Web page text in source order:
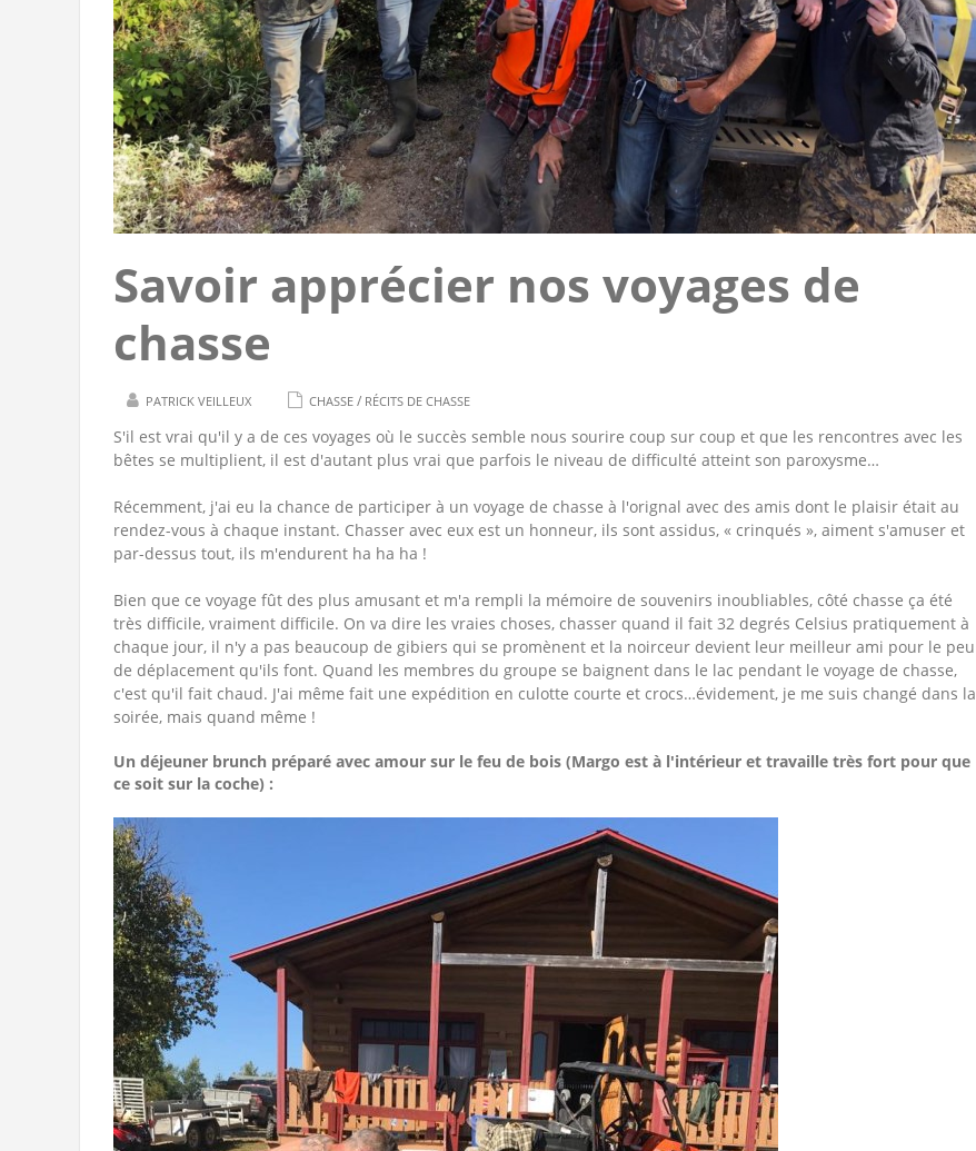
Savoir apprécier nos voyages de
chasse
PATRICK VEILLEUX CHASSE / RÉCITS DE CHASSE
S'il est vrai qu'il y a de ces voyages où le succès semble nous sourire coup sur coup et que les rencontres avec les
bêtes se multiplient, il est d'autant plus vrai que parfois le niveau de difficulté atteint son paroxysme…
Récemment, j'ai eu la chance de participer à un voyage de chasse à l'orignal avec des amis dont le plaisir était au
rendez-vous à chaque instant. Chasser avec eux est un honneur, ils sont assidus, « crinqués », aiment s'amuser et
par-dessus tout, ils m'endurent ha ha ha !
Bien que ce voyage fût des plus amusant et m'a rempli la mémoire de souvenirs inoubliables, côté chasse ça été
très difficile, vraiment difficile. On va dire les vraies choses, chasser quand il fait 32 degrés Celsius pratiquement à
chaque jour, il n'y a pas beaucoup de gibiers qui se promènent et la noirceur devient leur meilleur ami pour le peu
de déplacement qu'ils font. Quand les membres du groupe se baignent dans le lac pendant le voyage de chasse,
c'est qu'il fait chaud. J'ai même fait une expédition en culotte courte et crocs…évidement, je me suis changé dans la
soirée, mais quand même !
Un déjeuner brunch préparé avec amour sur le feu de bois (Margo est à l'intérieur et travaille très fort pour que
ce soit sur la coche) :